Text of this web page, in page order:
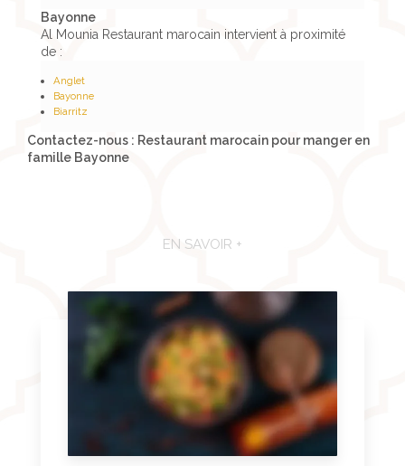
Bayonne
Al Mounia Restaurant marocain intervient à proximité
de :
Anglet
Bayonne
Biarritz
Contactez-nous : Restaurant marocain pour manger en
famille Bayonne
EN SAVOIR +